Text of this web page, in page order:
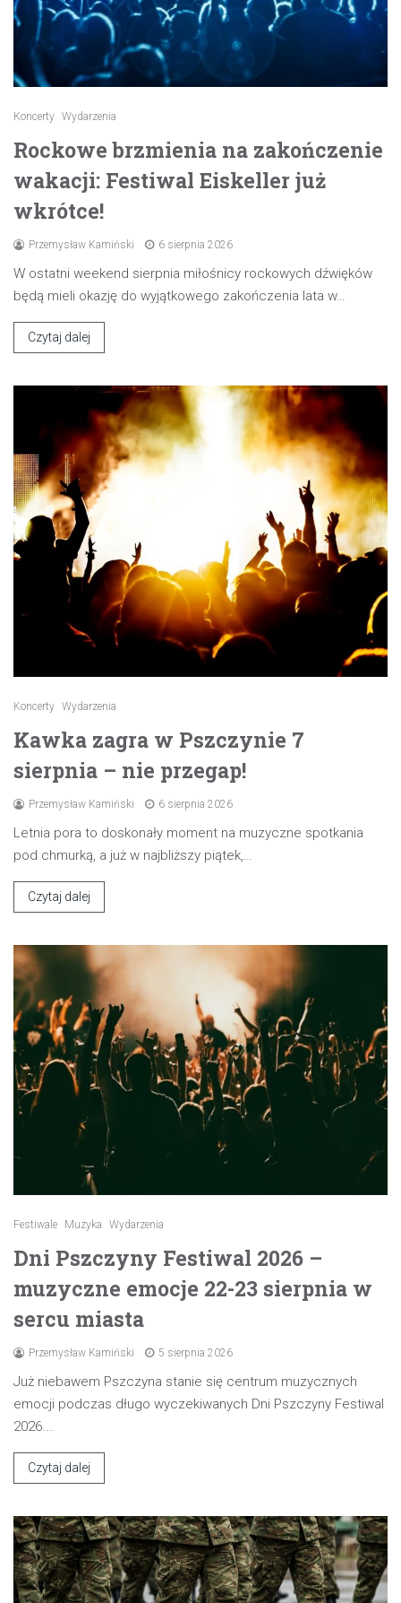
Koncerty Wydarzenia
Rockowe brzmienia na zakończenie
wakacji: Festiwal Eiskeller już
wkrótce!
Przemysław Kamiński 6 sierpnia 2026
W ostatni weekend sierpnia miłośnicy rockowych dźwięków
będą mieli okazję do wyjątkowego zakończenia lata w…
Czytaj dalej
Koncerty Wydarzenia
Kawka zagra w Pszczynie 7
sierpnia – nie przegap!
Przemysław Kamiński 6 sierpnia 2026
Letnia pora to doskonały moment na muzyczne spotkania
pod chmurką, a już w najbliższy piątek,…
Czytaj dalej
Festiwale Muzyka Wydarzenia
Dni Pszczyny Festiwal 2026 –
muzyczne emocje 22-23 sierpnia w
sercu miasta
Przemysław Kamiński 5 sierpnia 2026
Już niebawem Pszczyna stanie się centrum muzycznych
emocji podczas długo wyczekiwanych Dni Pszczyny Festiwal
2026.…
Czytaj dalej